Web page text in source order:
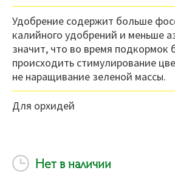
Удобрение содержит больше
калийного удобрений и меньше
значит, что во время подкормок
происходить стимулирование
не наращивание зеленой массы.
Для орхидей
Нет в наличии